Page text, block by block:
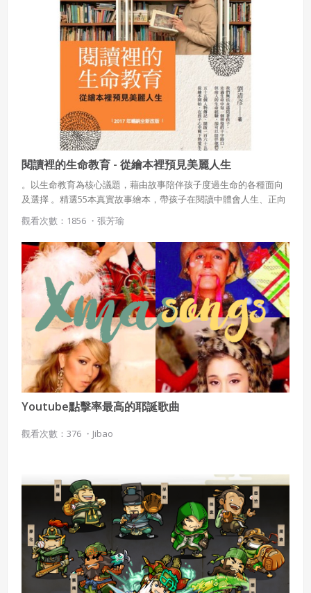
閱讀裡的生命教育 - 從繪本裡預見美麗人生
。以生命教育為核心議題，藉由故事陪伴孩子度過生命的各種面向
及選擇 。精選55本真實故事繪本，帶孩子在閱讀中體會人生、正向
思考 。每篇皆附「閱讀對話」，在閱讀中展開思索與討論
觀看次數：1856 ・ 張芳瑜
Youtube點擊率最高的耶誕歌曲
觀看次數：376 ・ Jibao